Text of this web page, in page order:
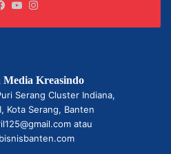
Facebook
YouTube
Media Kreasindo
Serang Cluster Indiana,
Kota Serang, Banten
atau